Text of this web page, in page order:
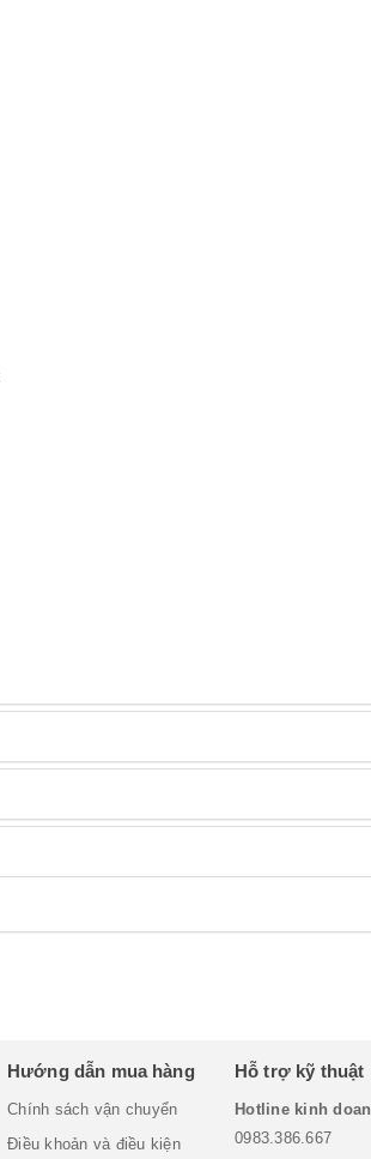
Hướng dẫn mua hàng
Chính sách vận chuyển
Điều khoản và điều kiện
Hỗ trợ kỹ thuật
Hotline kinh
0983.386.667